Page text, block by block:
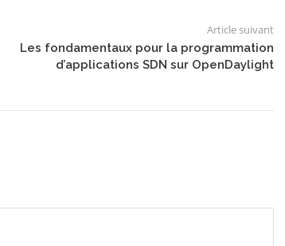
Article suivant
Les fondamentaux pour la programmation
d’applications SDN sur OpenDaylight